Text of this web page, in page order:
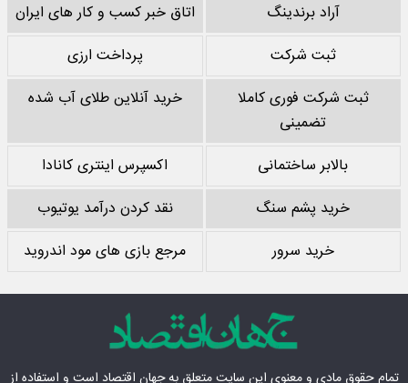
آراد برندینگ
اتاق خبر کسب و کار های ایران
ثبت شرکت
پرداخت ارزی
ثبت شرکت فوری کاملا
تضمینی
خرید آنلاین طلای آب شده
بالابر ساختمانی
اکسپرس اینتری کانادا
خرید پشم سنگ
نقد کردن درآمد یوتیوب
خرید سرور
مرجع بازی های مود اندروید
تمام حقوق مادی‌ و معنوی این سایت متعلق بهجهان اقتصاد است و استفاده از